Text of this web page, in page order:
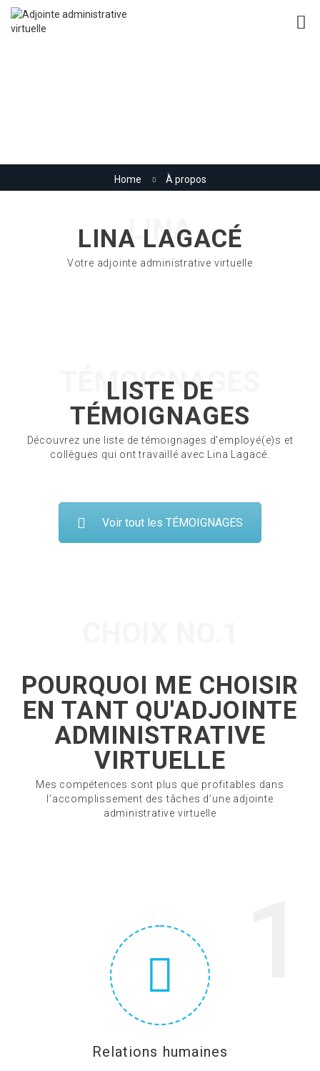
Home À propos
LINA
LINA LAGACÉ
Votre adjointe administrative virtuelle
TÉMOIGNAGES
LISTE DE
TÉMOIGNAGES
Découvrez une liste de témoignages d'employé(e)s et
collègues qui ont travaillé avec Lina Lagacé.
Voir tout les TÉMOIGNAGES
POURQUOI ME CHOISIR
EN TANT QU'ADJOINTE
ADMINISTRATIVE
VIRTUELLE
Mes compétences sont plus que profitables dans
l’accomplissement des tâches d’une adjointe
administrative virtuelle
Relations humaines